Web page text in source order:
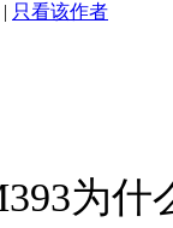
| 只看该作者
为什